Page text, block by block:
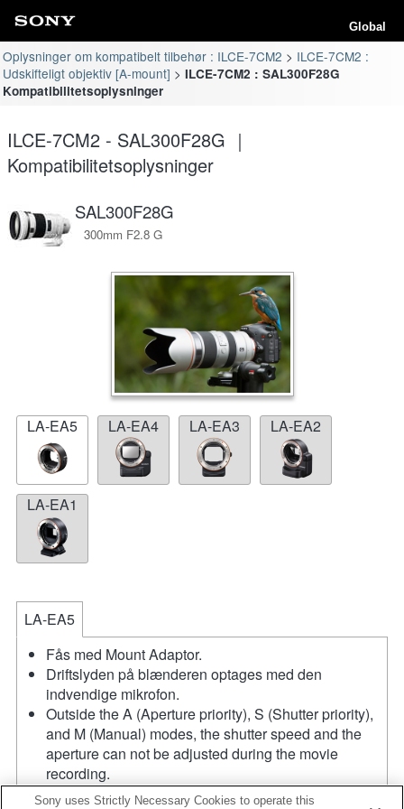
Global
Oplysninger om kompatibelt tilbehør : ILCE-7CM2
ILCE-7CM2 :
Udskifteligt objektiv [A-mount]
ILCE-7CM2 : SAL300F28G
Kompatibilitetsoplysninger
ILCE-7CM2 - SAL300F28G ｜
Kompatibilitetsoplysninger
SAL300F28G
300mm F2.8 G
LA-EA5 LA-EA4 LA-EA3 LA-EA2
LA-EA1
LA-EA5
Fås med Mount Adaptor.
Driftslyden på blænderen optages med den
indvendige mikrofon.
Outside the A (Aperture priority), S (Shutter priority),
and M (Manual) modes, the shutter speed and the
aperture can not be adjusted during the movie
recording.
Funktionen [Lens Comp] (linsekompensation)
Sony uses Strictly Necessary Cookies to operate this